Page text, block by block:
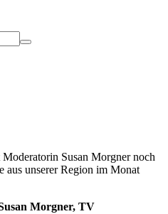
Susan Morgner noch
aus unserer Region im Monat
Morgner, TV